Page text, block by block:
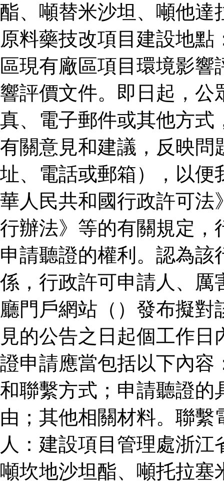
酯、噸替米沙坦、噸他達
原料藥技改項目建設地
區現有廠區項目環境影
響評價文件。即日起，公
真、電子郵件或其他方式
有關意見和建議，反映問
址、電話或郵箱），以便
華人民共和國行政許可法
行辦法》等的有關規定，
申請聽證的權利。認為
係，行政許可申請人、厲
廳門戶網站（）發布擬
見的公告之日起個工作
證申請應當包括以下內容
和聯繫方式；申請聽證的
由；其他相關材料。聯
人：建設項目管理處浙
噸坎地沙坦酯、噸托拉塞